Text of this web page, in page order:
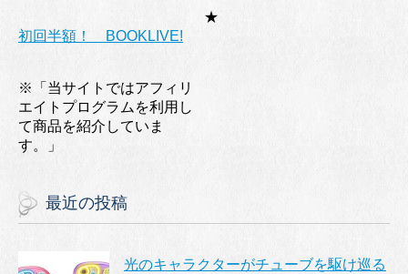
★
初回半額！ BOOKLIVE!
※「当サイトではアフィリ
エイトプログラムを利用し
て商品を紹介していま
す。」
最近の投稿
光のキャラクターがチューブを駆け巡る